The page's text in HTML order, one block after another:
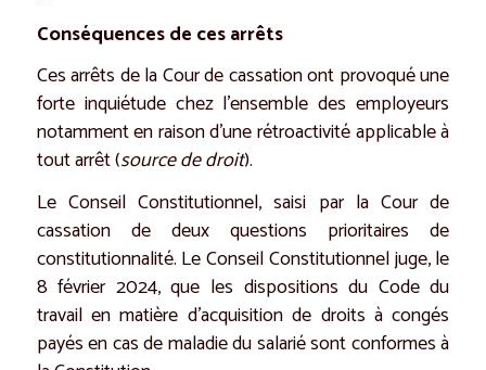
Conséquences de ces arrêts
Ces arrêts de la Cour de cassation ont provoqué une
forte inquiétude chez l’ensemble des employeurs
notamment en raison d’une rétroactivité applicable à
tout arrêt (source de droit).
Le Conseil Constitutionnel, saisi par la Cour de
cassation de deux questions prioritaires de
constitutionnalité. Le Conseil Constitutionnel juge, le
8 février 2024, que les dispositions du Code du
travail en matière d’acquisition de droits à congés
payés en cas de maladie du salarié sont conformes à